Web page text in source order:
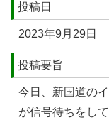
投稿日
2023年9月29日
投稿要旨
今⽇、新国道の
が信号待ちをし